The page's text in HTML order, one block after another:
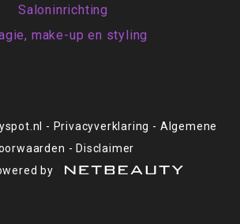
Saloninrichting
make-up en styling
- Privacyverklaring - Algemene
- Disclaimer
by